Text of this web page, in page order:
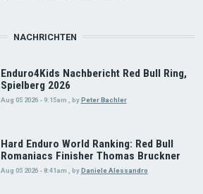
NACHRICHTEN
Enduro4Kids Nachbericht Red Bull Ring,
Spielberg 2026
Aug 05 2026 - 9:15am byPeter Bachler
Hard Enduro World Ranking: Red Bull
Romaniacs Finisher Thomas Bruckner
Aug 05 2026 - 8:41am , by Daniele Alessandro